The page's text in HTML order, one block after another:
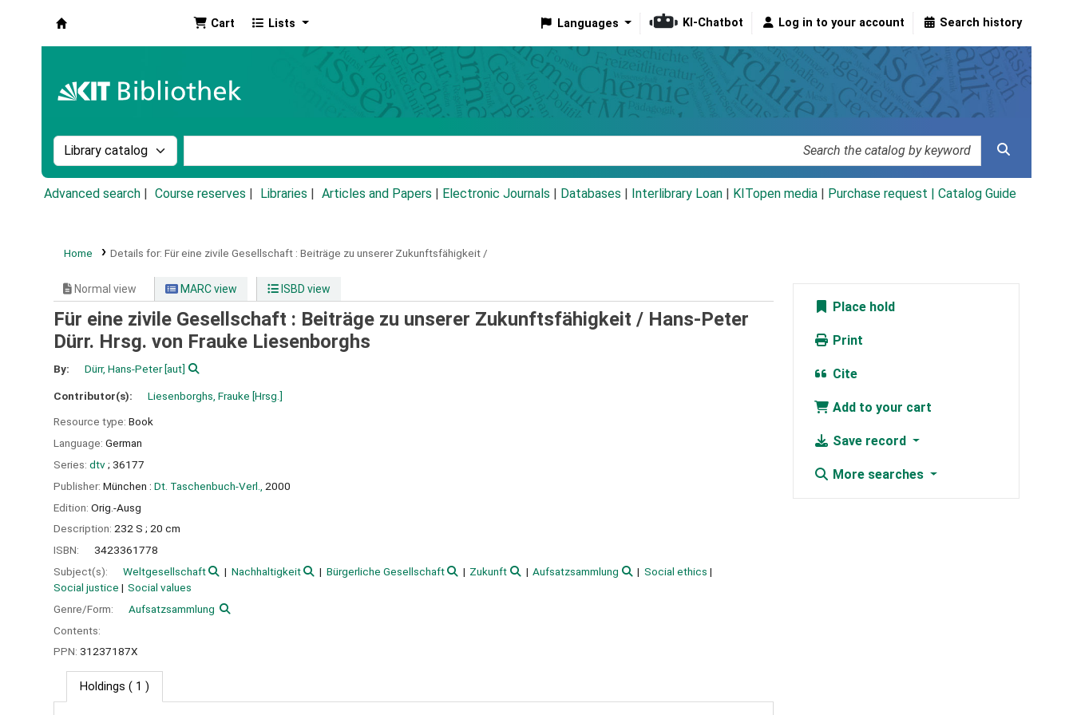
Cart Lists Languages KI-Chatbot Log in to your account Search history
Search the catalog by:
Advanced search Course reserves Libraries Articles and Papers Electronic Journals Databases Interlibrary Loan KITopen media Purchase request | Catalog Guide
Home Details for: Für eine zivile Gesellschaft : Beiträge zu unserer Zukunftsfähigkeit /
Normal view MARC view ISBD view
Für eine zivile Gesellschaft : Beiträge zu unserer Zukunftsfähigkeit / Hans-Peter
Dürr. Hrsg. von Frauke Liesenborghs
By: Dürr, Hans-Peter[aut]
Contributor(s): Liesenborghs, Frauke [Hrsg.]
Resource type: Book
Language: German
Series: dtv; 36177
Publisher: München : Dt. Taschenbuch-Verl.,
2000
Edition: Orig.-Ausg
Description: 232 S ; 20 cm
ISBN:
3423361778
Subject(s):
Weltgesellschaft Nachhaltigkeit Bürgerliche Gesellschaft Zukunft Aufsatzsammlung
Social ethics
Social justice
Social values
Genre/Form:
Aufsatzsammlung
Contents:
PPN: 31237187X
Holdings ( 1 )
Place hold
Print
Cite
Add to your cart
Save record
More searches